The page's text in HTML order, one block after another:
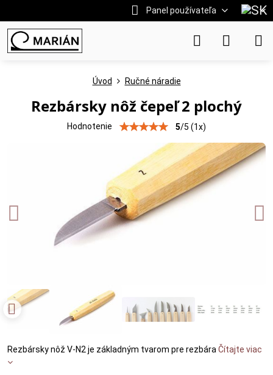
Panel používateľa
Úvod Ručné náradie
Rezbársky nôž čepeľ 2 plochý
Hodnotenie 5/5 (1x)
Rezbársky nôž V-N2 je základným tvarom pre rezbára Čítajte viac